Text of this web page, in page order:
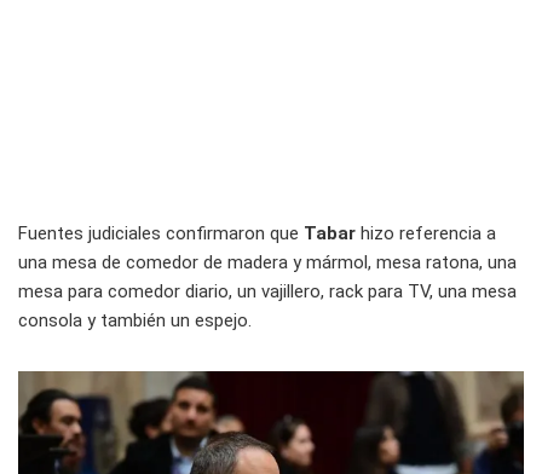
Fuentes judiciales confirmaron que Tabar hizo referencia a
una mesa de comedor de madera y mármol, mesa ratona, una
mesa para comedor diario, un vajillero, rack para TV, una mesa
consola y también un espejo.